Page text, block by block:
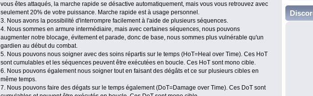
vous êtes attaqués, la marche rapide se désactive automatiquement, mais vous vous retrouvez avec
seulement 20% de votre puissance. Marche rapide est à usage personnel.
3. Nous avons la possibilité d'interrompre facilement à l'aide de plusieurs séquences.
4. Nous sommes en armure intermédiaire, mais avec certaines séquences, nous pouvons
augmenter notre blocage, évitement et parade, donc de base, nous sommes plus vulnérable qu'un
gardien au début du combat.
5. Nous pouvons nous soigner avec des soins répartis sur le temps (HoT=Heal over Time). Ces HoT
sont cumulables et les séquences peuvent être exécutées en boucle. Ces HoT sont mono cible.
6. Nous pouvons également nous soigner tout en faisant des dégâts et ce sur plusieurs cibles en
même temps.
7. Nous pouvons faire des dégats sur le temps également (DoT=Damage over Time). Ces DoT sont